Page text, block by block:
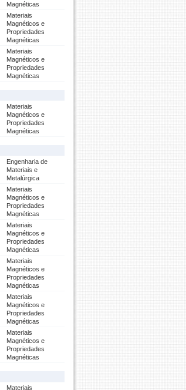
Magnéticas
Materiais
Magnéticos e
Propriedades
Magnéticas
Materiais
Magnéticos e
Propriedades
Magnéticas
Materiais
Magnéticos e
Propriedades
Magnéticas
Engenharia de
Materiais e
Metalúrgica
Materiais
Magnéticos e
Propriedades
Magnéticas
Materiais
Magnéticos e
Propriedades
Magnéticas
Materiais
Magnéticos e
Propriedades
Magnéticas
Materiais
Magnéticos e
Propriedades
Magnéticas
Materiais
Magnéticos e
Propriedades
Magnéticas
Materiais